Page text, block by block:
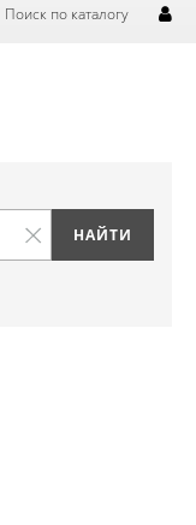
Поиск по каталогу